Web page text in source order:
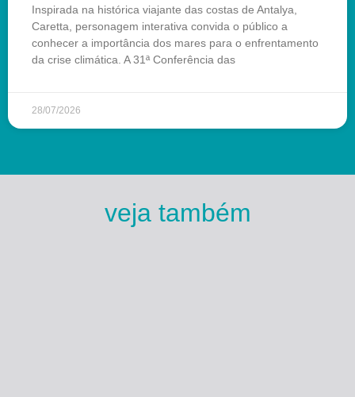
Inspirada na histórica viajante das costas de Antalya,
Caretta, personagem interativa convida o público a
conhecer a importância dos mares para o enfrentamento
da crise climática. A 31ª Conferência das
28/07/2026
veja também